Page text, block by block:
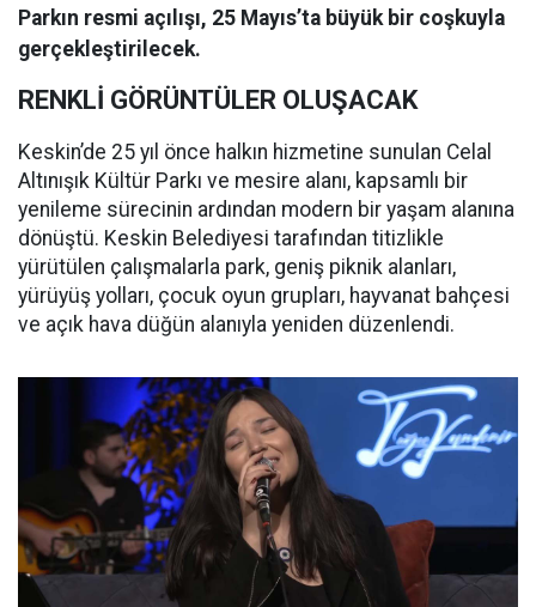
Parkın resmi açılışı, 25 Mayıs’ta büyük bir coşkuyla
gerçekleştirilecek.
RENKLİ GÖRÜNTÜLER OLUŞACAK
Keskin’de 25 yıl önce halkın hizmetine sunulan Celal
Altınışık Kültür Parkı ve mesire alanı, kapsamlı bir
yenileme sürecinin ardından modern bir yaşam alanına
dönüştü. Keskin Belediyesi tarafından titizlikle
yürütülen çalışmalarla park, geniş piknik alanları,
yürüyüş yolları, çocuk oyun grupları, hayvanat bahçesi
ve açık hava düğün alanıyla yeniden düzenlendi.